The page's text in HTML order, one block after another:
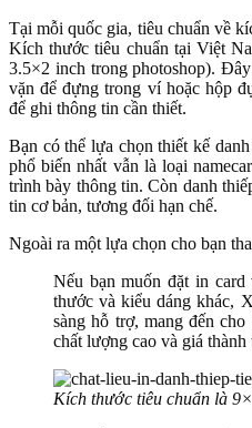
Tại mỗi quốc gia, tiêu chuẩn về
Kích thước tiêu chuẩn tại Việt
3.5×2 inch trong photoshop).
vặn để đựng trong ví hoặc hộp
để ghi thông tin cần thiết.
Bạn có thể lựa chọn thiết kế
phổ biến nhất vẫn là loại
trình bày thông tin. Còn danh
tin cơ bản, tương đối hạn chế.
Ngoài ra một lựa chọn cho bạn
Nếu bạn muốn đặt in
thước và kiểu dáng khác,
sàng hỗ trợ, mang đến
chất lượng cao và giá
Kích thước tiêu chuẩn là